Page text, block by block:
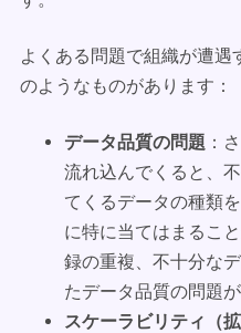
よくある問題で組織が遭
のようなものがあります：
データ品質の問題 ：
流れ込んでくると、
てくるデータの種類
に特に当てはまるこ
録の重複、不十分な
たデータ品質の問題
スケーラビリティ（